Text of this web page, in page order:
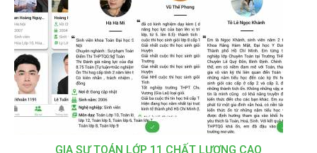
GIA SƯ TOÁN LỚP 11 CHẤT LƯỢNG CAO